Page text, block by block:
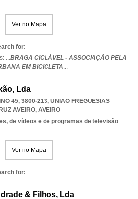
Ver no Mapa
for:
...BRAGA CICLÁVEL - ASSOCIAÇÃO PELA
EM BICICLETA...
Lda
45, 3800-213, UNIAO FREGUESIAS
AVEIRO, AVEIRO
de vídeos e de programas de televisão
Ver no Mapa
for:
& Filhos, Lda